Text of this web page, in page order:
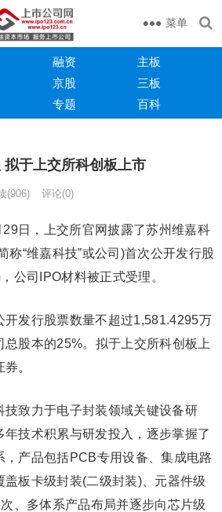
菜单
融资
主板
京股
三板
专题 百科
于上交所科创板上市
(906) 评论(0)
日，上交所官网披露了苏州维嘉科
称“维嘉科技”或公司)首次公开发行股
公司IPO材料被正式受理。
开发行股票数量不超过1,581.4295万
总股本的25%。拟于上交所科创板上
。
技致力于电子封装领域关键设备研
年技术积累与研发投入，逐步掌握了
，产品包括PCB专用设备、集成电路
盖板卡级封装(二级封装)、元器件级
、多体系产品布局并逐步向芯片级